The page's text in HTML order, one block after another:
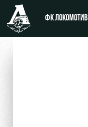
ФК ЛОКОМОТИВ